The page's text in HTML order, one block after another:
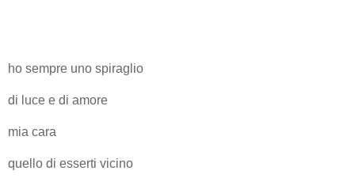
ho sempre uno spiraglio
di luce e di amore
mia cara
quello di esserti vicino